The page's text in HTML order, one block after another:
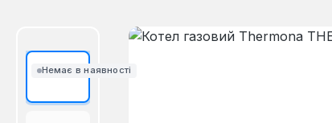
Немає в наявності
Пропустити галерею зображень